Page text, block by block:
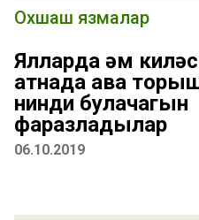
Охшаш язмалар
Ялларда һәм
атнада һава
нинди булачагын
фаразладылар
06.10.2019